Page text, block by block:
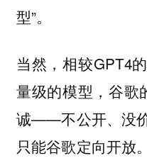
型”。
当然，相较GPT4
量级的模型，谷歌
诚——不公开、没
只能谷歌定向开放